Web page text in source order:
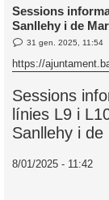
Sessions
Sanllehy i de
E
t
r
a
31 gen. 2025, 11:54
https://
Sessions
línies L9 i
Sanllehy i de
8/01/2025 - 11:42